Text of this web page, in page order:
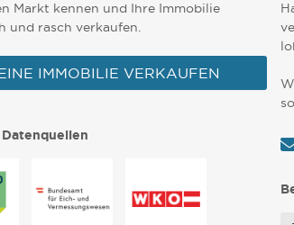
Markt kennen und Ihre Immobilie
und rasch verkaufen.
IMMOBILIE VERKAUFEN